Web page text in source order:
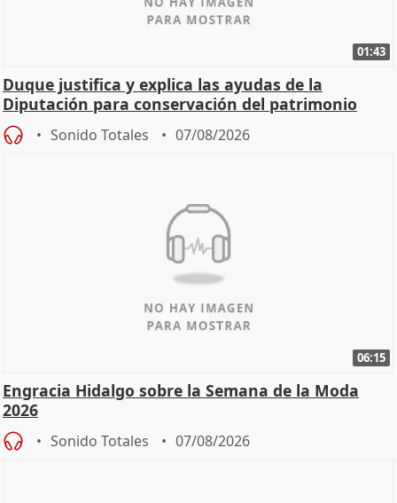
01:43
Duque justifica y explica las ayudas de la
Diputación para conservación del patrimonio
Sonido Totales 07/08/2026
06:15
Engracia Hidalgo sobre la Semana de la Moda
2026
Sonido Totales 07/08/2026